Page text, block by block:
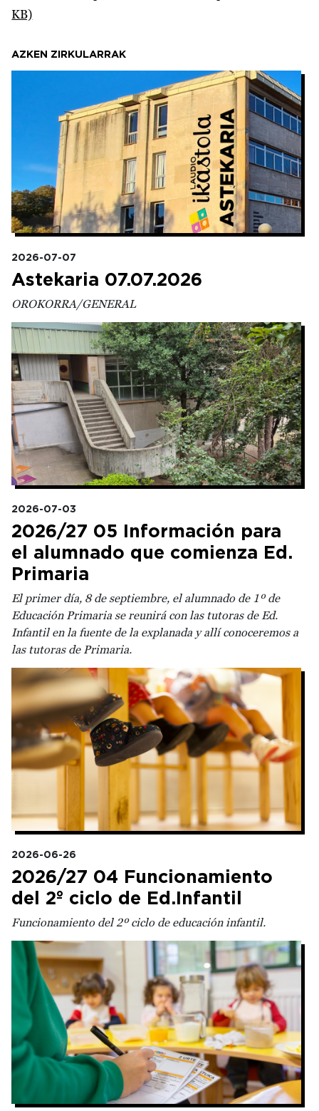
KB)
AZKEN ZIRKULARRAK
2026-07-07
Astekaria 07.07.2026
OROKORRA/GENERAL
Irudia
2026-07-03
2026/27 05 Información para
el alumnado que comienza Ed.
Primaria
El primer día, 8 de septiembre, el alumnado de 1º de
Educación Primaria se reunirá con las tutoras de Ed.
Infantil en la fuente de la explanada y allí conoceremos a
las tutoras de Primaria.
Irudia
2026-06-26
2026/27 04 Funcionamiento
del 2º ciclo de Ed.Infantil
Funcionamiento del 2º ciclo de educación infantil.
Irudia